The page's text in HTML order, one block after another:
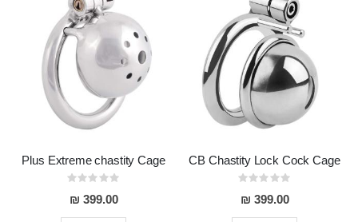
CB Chastity Lock Cock Cage
Rating:
0%
399.00 ₪
Plus Extreme chastity Cage
Rating:
0%
399.00 ₪